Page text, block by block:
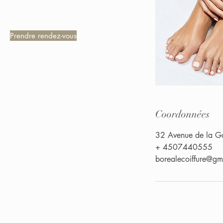
Prendre rendez-vous
Coordonnées
32 Avenue de la
+ 4507440555